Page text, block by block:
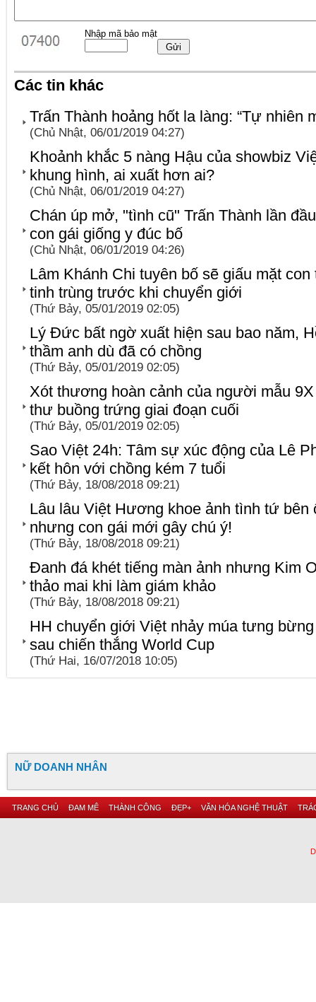
Nhập mã bảo mật
Các tin khác
Trấn Thành hoảng hốt la làng: “Tự nhiên
(Chủ Nhật, 06/01/2019 04:27)
Khoảnh khắc 5 nàng Hậu của showbiz
khung hình, ai xuất hơn ai?
(Chủ Nhật, 06/01/2019 04:27)
Chán úp mở, "tình cũ" Trấn Thành lần
con gái giống y đúc bố
(Chủ Nhật, 06/01/2019 04:26)
Lâm Khánh Chi tuyên bố sẽ giấu mặt
tinh trùng trước khi chuyển giới
(Thứ Bảy, 05/01/2019 02:05)
Lý Đức bất ngờ xuất hiện sau bao năm,
thầm anh dù đã có chồng
(Thứ Bảy, 05/01/2019 02:05)
Xót thương hoàn cảnh của người mẫu
thư buồng trứng giai đoạn cuối
(Thứ Bảy, 05/01/2019 02:05)
Sao Việt 24h: Tâm sự xúc động của Lê
kết hôn với chồng kém 7 tuổi
(Thứ Bảy, 18/08/2018 09:21)
Lâu lâu Việt Hương khoe ảnh tình tứ bên
nhưng con gái mới gây chú ý!
(Thứ Bảy, 18/08/2018 09:21)
Đanh đá khét tiếng màn ảnh nhưng Kim
thảo mai khi làm giám khảo
(Thứ Bảy, 18/08/2018 09:21)
HH chuyển giới Việt nhảy múa tưng
sau chiến thắng World Cup
(Thứ Hai, 16/07/2018 10:05)
NỮ DOANH NHÂN
TRANG CHỦ ĐAM MÊ THÀNH CÔNG ĐẸP+ VĂN HÓA NGHỆ THUẬT